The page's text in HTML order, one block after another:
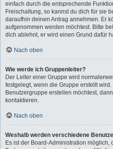
einfach durch die entsprechende
Freischaltung, so kannst du dich für sie
daraufhin deinen Antrag annehmen. Er
aufgenommen werden möchtest. Bitte
dich ablehnt, er wird einen Grund dafür
Nach oben
Wie werde ich Gruppenleiter?
Der Leiter einer Gruppe wird
festgelegt, wenn die Gruppe erstellt
Benutzergruppe erstellen möchtest,
kontaktieren.
Nach oben
Weshalb werden verschiedene
Es ist der Board-Administration